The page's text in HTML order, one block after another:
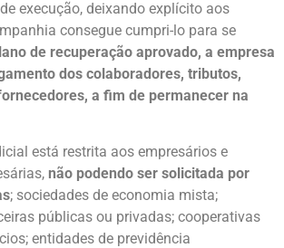
execução, deixando explícito aos
consegue cumpri-lo para se
de recuperação aprovado, a empresa
dos colaboradores, tributos,
a fim de permanecer na
está restrita aos empresários e
não podendo ser solicitada por
; sociedades de economia mista;
públicas ou privadas; cooperativas
entidades de previdência